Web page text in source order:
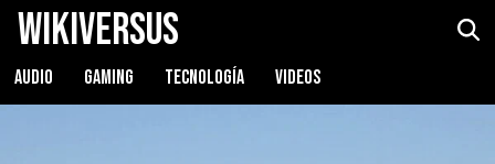
WikiVersus
AUDIO GAMING TECNOLOGÍA VIDEOS